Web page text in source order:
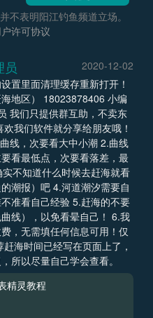
不表明阳江钓鱼频道立场。
许可协议
员
2020-12-02
置里面清理缓存重新打开！
地区） 18023878406 小编
我们只提供群互助，不卖东
我们软件就分享给朋友哦！
线，次要看大中小潮 2.曲线
看最低点，次要看落差，最
不知道什么时候去赶海就看
潮报）吧 4.河道潮汐需要自
准看自己经验 5.赶海的不要
线），以免看晕自己！ 6.我
，无需填任何信息可用！仅
海时间已经写在页面上了，
所以尽量自己学会查看。
精灵教程